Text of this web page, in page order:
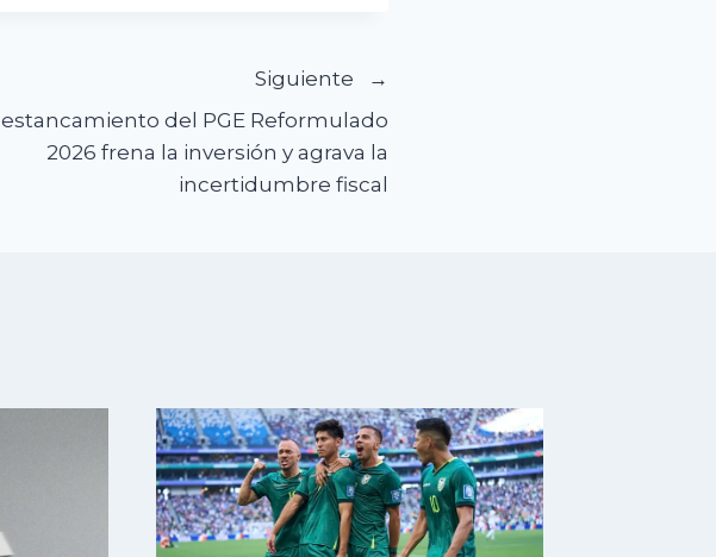
Siguiente
estancamiento del PGE Reformulado
2026 frena la inversión y agrava la
incertidumbre fiscal